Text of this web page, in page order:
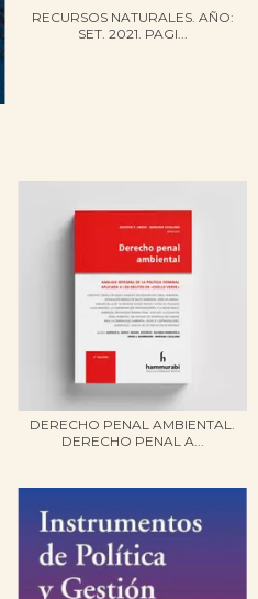
RECURSOS NATURALES. AÑO:
SET. 2021. PAGI...
DERECHO PENAL AMBIENTAL.
DERECHO PENAL A...